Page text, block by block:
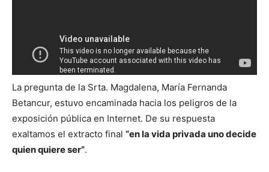
La pregunta de la Srta. Magdalena, María Fernanda
Betancur, estuvo encaminada hacia los peligros de la
exposición pública en Internet. De su respuesta
exaltamos el extracto final “en la vida privada uno decide
quien quiere ser”.